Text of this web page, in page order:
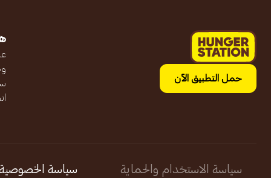
حمل التطبيق الآن
سياسة الاستخدام والحماية سياسة